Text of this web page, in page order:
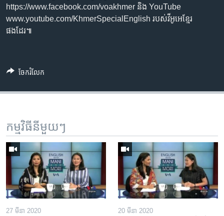
https://www.facebook.com/voakhmer និង YouTube
www.youtube.com/KhmerSpecialEnglish របស់​វីអូអេ​ខ្មែរ​
ផងដែរ៕
ចែករំលែក
កម្មវិធី​នីមួយៗ
27 មីនា 2020 20 មីនា 2020